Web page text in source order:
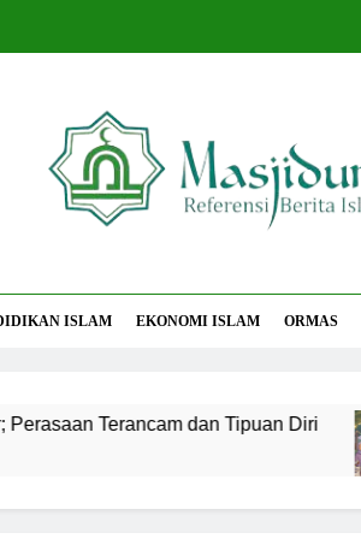
ISLAM EKONOMI ISLAM ORMAS
Terancam dan Tipuan Diri